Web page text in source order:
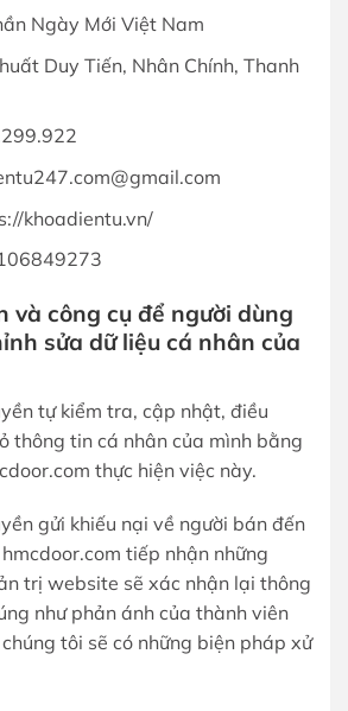
Ngày Mới Việt Nam
Duy Tiến, Nhân Chính, Thanh
khoadientu.vn/
và công cụ để người dùng
sửa dữ liệu cá nhân của
tự kiểm tra, cập nhật, điều
thông tin cá nhân của mình bằng
thực hiện việc này.
gửi khiếu nại về người bán đến
tiếp nhận những
trị website sẽ xác nhận lại thông
như phản ánh của thành viên
tôi sẽ có những biện pháp xử